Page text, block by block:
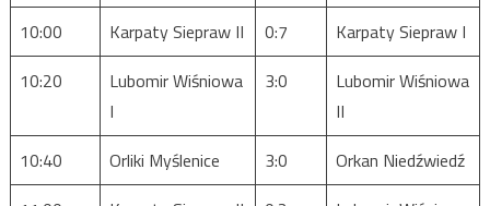
10:00
Karpaty Siepraw II 0:7
Karpaty Siepraw I
10:20
Lubomir Wiśniowa
I
3:0
Lubomir Wiśniowa
II
10:40
Orliki Myślenice 3:0
Orkan Niedźwiedź